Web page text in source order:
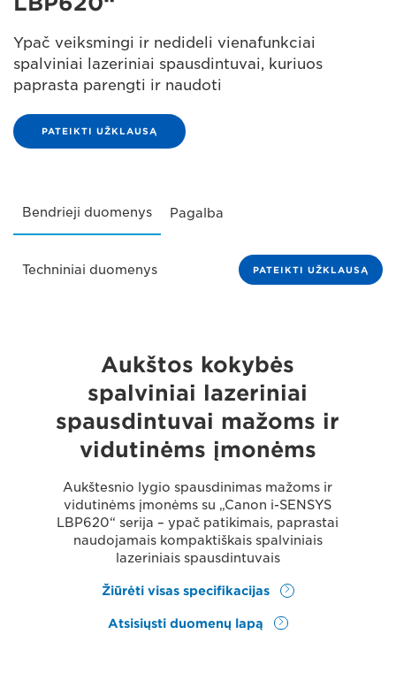
Ypač veiksmingi ir nedideli vienafunkciai
spalviniai lazeriniai spausdintuvai, kuriuos
paprasta parengti ir naudoti
PATEIKTI UŽKLAUSĄ
Bendrieji duomenys Pagalba
Techniniai duomenys PATEIKTI UŽKLAUSĄ
Aukštos kokybės
spalviniai lazeriniai
spausdintuvai mažoms ir
vidutinėms įmonėms
Aukštesnio lygio spausdinimas mažoms ir
vidutinėms įmonėms su „Canon i-SENSYS
LBP620“ serija – ypač patikimais, paprastai
naudojamais kompaktiškais spalviniais
lazeriniais spausdintuvais
Žiūrėti visas specifikacijas
Atsisiųsti duomenų lapą